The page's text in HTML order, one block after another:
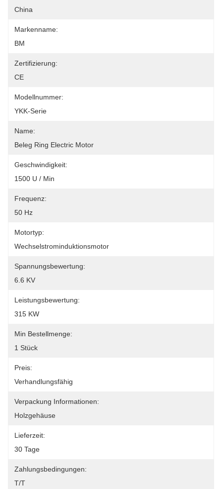
China
Markenname:
BM
Zertifizierung:
CE
Modellnummer:
YKK-Serie
Name:
Beleg Ring Electric Motor
Geschwindigkeit:
1500 U / Min
Frequenz:
50 Hz
Motortyp:
Wechselstrominduktionsmotor
Spannungsbewertung:
6.6 KV
Leistungsbewertung:
315 KW
Min Bestellmenge:
1 Stück
Preis:
Verhandlungsfähig
Verpackung Informationen:
Holzgehäuse
Lieferzeit:
30 Tage
Zahlungsbedingungen:
T/T